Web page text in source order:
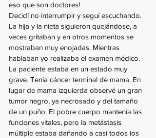
eso que son doctores!
Decidí no interrumpir y seguí escuchando.
La hija y la nieta siguieron quejándose, a
veces gritaban y en otros momentos se
mostraban muy enojadas. Mientras
hablaban yo realizaba el examen médico.
La paciente estaba en un estado muy
grave. Tenía cáncer terminal de mama. En
lugar de mama izquierda observé un gran
tumor negro, ya necrosado y del tamaño
de un puño. El pobre cuerpo mantenía las
funciones vitales, pero la metástasis
múltiple estaba dañando a casi todos los